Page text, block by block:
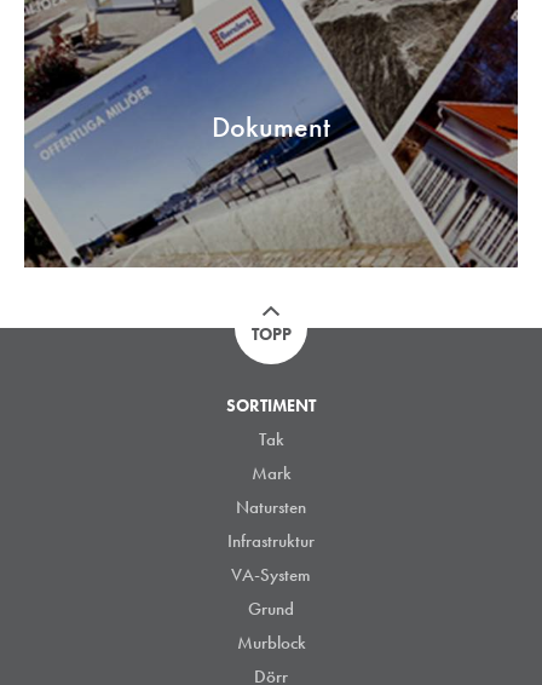
Dokument
TOPP
SORTIMENT
Tak
Mark
Natursten
Infrastruktur
VA-System
Grund
Murblock
Dörr